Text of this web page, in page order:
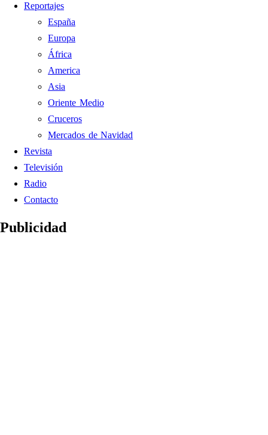
Reportajes
España
Europa
África
America
Asia
Oriente Medio
Cruceros
Mercados de Navidad
Revista
Televisión
Radio
Contacto
Publicidad